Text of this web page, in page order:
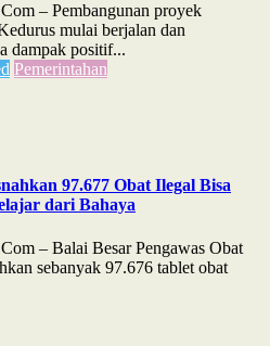
– Pembangunan proyek
mulai berjalan dan
dampak positif...
Pemerintahan
97.677 Obat Ilegal Bisa
dari Bahaya
– Balai Besar Pengawas Obat
sebanyak 97.676 tablet obat